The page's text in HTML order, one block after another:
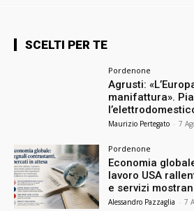
SCELTI PER TE
Pordenone
Agrusti:
manifattura».
Maurizio Pertegato - 7
Pordenone
Economia
lavoro USA
e servizi
Alessandro Pazzaglia - 7